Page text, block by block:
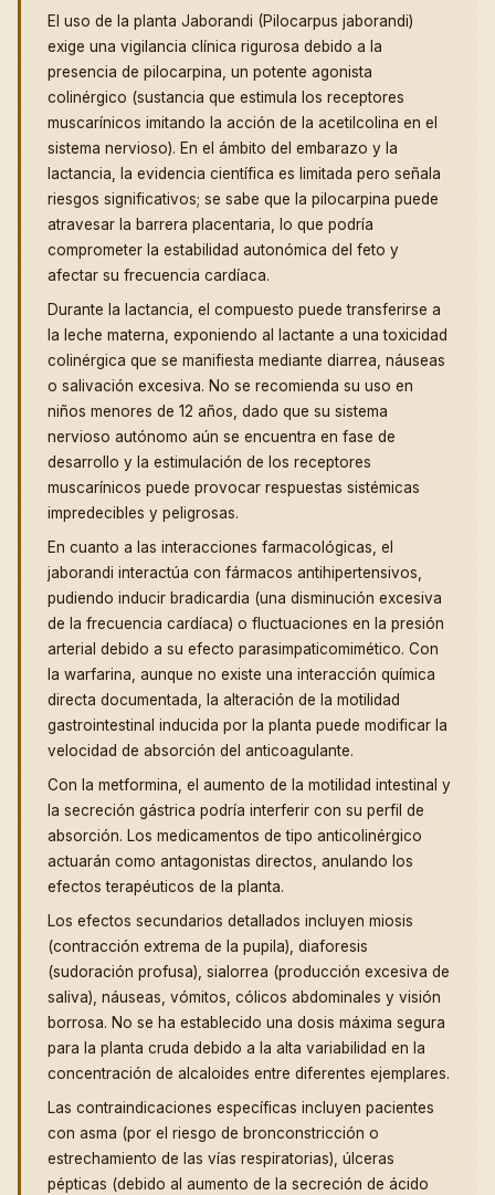
El uso de la planta Jaborandi (Pilocarpus jaborandi)
exige una vigilancia clínica rigurosa debido a la
presencia de pilocarpina, un potente agonista
colinérgico (sustancia que estimula los receptores
muscarínicos imitando la acción de la acetilcolina en el
sistema nervioso). En el ámbito del embarazo y la
lactancia, la evidencia científica es limitada pero señala
riesgos significativos; se sabe que la pilocarpina puede
atravesar la barrera placentaria, lo que podría
comprometer la estabilidad autonómica del feto y
afectar su frecuencia cardíaca.
Durante la lactancia, el compuesto puede transferirse a
la leche materna, exponiendo al lactante a una toxicidad
colinérgica que se manifiesta mediante diarrea, náuseas
o salivación excesiva. No se recomienda su uso en
niños menores de 12 años, dado que su sistema
nervioso autónomo aún se encuentra en fase de
desarrollo y la estimulación de los receptores
muscarínicos puede provocar respuestas sistémicas
impredecibles y peligrosas.
En cuanto a las interacciones farmacológicas, el
jaborandi interactúa con fármacos antihipertensivos,
pudiendo inducir bradicardia (una disminución excesiva
de la frecuencia cardíaca) o fluctuaciones en la presión
arterial debido a su efecto parasimpaticomimético. Con
la warfarina, aunque no existe una interacción química
directa documentada, la alteración de la motilidad
gastrointestinal inducida por la planta puede modificar la
velocidad de absorción del anticoagulante.
Con la metformina, el aumento de la motilidad intestinal y
la secreción gástrica podría interferir con su perfil de
absorción. Los medicamentos de tipo anticolinérgico
actuarán como antagonistas directos, anulando los
efectos terapéuticos de la planta.
Los efectos secundarios detallados incluyen miosis
(contracción extrema de la pupila), diaforesis
(sudoración profusa), sialorrea (producción excesiva de
saliva), náuseas, vómitos, cólicos abdominales y visión
borrosa. No se ha establecido una dosis máxima segura
para la planta cruda debido a la alta variabilidad en la
concentración de alcaloides entre diferentes ejemplares.
Las contraindicaciones específicas incluyen pacientes
con asma (por el riesgo de bronconstricción o
estrechamiento de las vías respiratorias), úlceras
pépticas (debido al aumento de la secreción de ácido